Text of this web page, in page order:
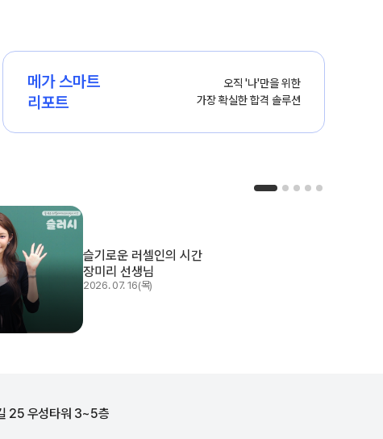
메가 스마트
리포트
오직 '나'만을 위한
가장 확실한 합격 솔루션
슬기로운 러셀인의 시간
장미리 선생님
2026. 07. 16(목)
25 우성타워 3~5층